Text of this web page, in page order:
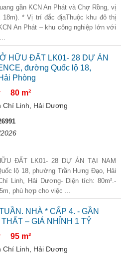
gần KCN An Phát và Chợ Rồng, vị
* Vị trí đắc địaThuộc khu đô thị
An Phát – khu công nghiệp lớn với
HỮU ĐẤT LK01- 28 DỰ ÁN
đường Quốc lộ 18,
Phòng
80 m²
Chí Linh, Hải Dương
ĐẤT LK01- 28 DỰ ÁN TẠI NAM
lộ 18, phường Trần Hưng Đạo, Hải
Linh, Hải Dương- Diện tích: 80m².-
phù hợp cho việc ...
NHÀ * CẤP 4. - GẦN
– GIÁ NHỈNH 1 TỶ
95 m²
Chí Linh, Hải Dương